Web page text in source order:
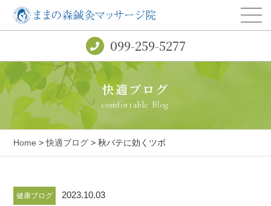
099-259-5277
快適ブログ
comfortable Blog
Home >快適ブログ > 秋バテに効くツボ
健康ブログ 2023.10.03